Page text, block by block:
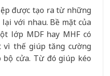
được tạo ra từ những
với nhau. Bề mặt của
lớp MDF hay MHF có
vì thế giúp tăng cường
bộ cửa. Từ đó giúp kéo